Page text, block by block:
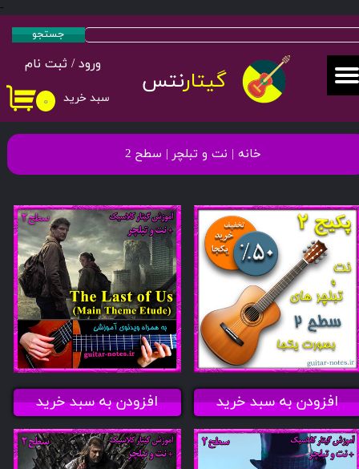
-
۰ سبد خرید
ورود / ثبت نام
حساب کاربری من
تغییر گذر واژه
گیتارنتس
جستجو
خانه | نت و تبلچر | سطح 2
افزودن به سبد خرید افزودن به سبد خرید